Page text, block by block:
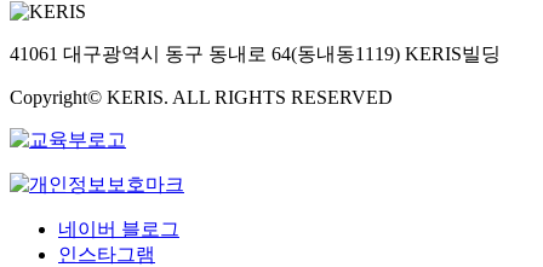
41061 대구광역시 동구 동내로 64(동내동1119) KERIS빌딩
Copyright© KERIS. ALL RIGHTS RESERVED
네이버 블로그
인스타그램